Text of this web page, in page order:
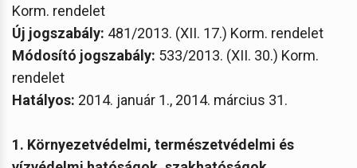
Korm. rendelet
Új jogszabály: 481/2013. (XII. 17.) Korm. rendelet
Módosító jogszabály: 533/2013. (XII. 30.) Korm.
rendelet
Hatályos: 2014. január 1., 2014. március 31.
1. Környezetvédelmi, természetvédelmi és